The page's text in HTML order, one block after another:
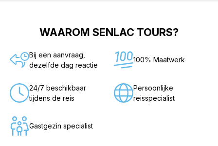
WAAROM SENLAC TOURS?
Bij een aanvraag,
dezelfde dag reactie
100% Maatwerk
24/7 beschikbaar
tijdens de reis
Persoonlijke
reisspecialist
Gastgezin specialist